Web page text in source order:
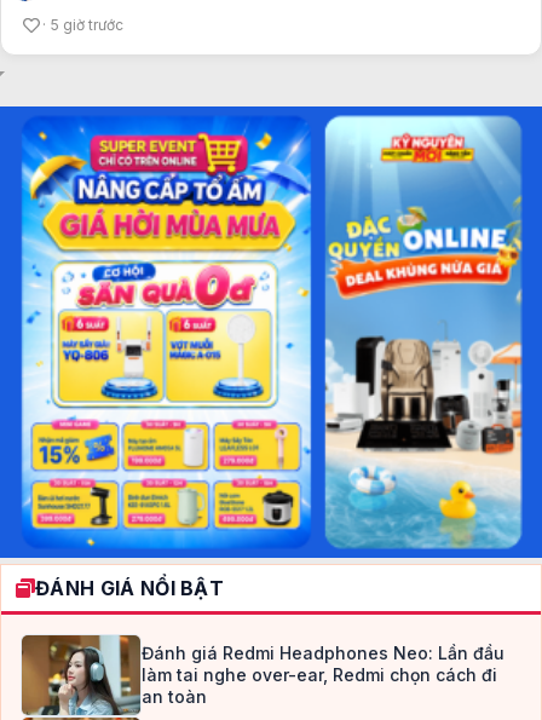
5 giờ trước
ĐÁNH GIÁ NỔI BẬT
Đánh giá Redmi Headphones Neo: Lần đầu
làm tai nghe over-ear, Redmi chọn cách đi
an toàn